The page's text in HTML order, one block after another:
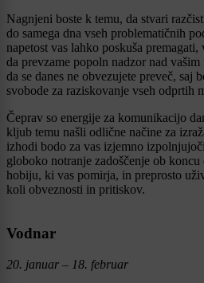
Nagnjeni boste k temu, da stvari
do samega dna vseh problematičnih
napetost vas lahko poskuša
da prevzame popoln nadzor nad
da se danes ne obvezujete preveč, saj
svobode za raziskovanje vseh odprtih
Čeprav so energije za komunikacijo
kljub temu našli odlične načine za
izhodi bodo za vas izjemno
globoko notranje zadoščenje ob
hobiju, ki vas pomirja, in preprosto
koli obveznosti in pritiskov.
Vodnar
20. januar – 18. februar